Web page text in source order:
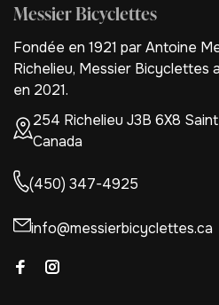
Messier Bicyclettes
Fondée en 1921 par Antoine
Richelieu, Messier Bicyclettes
en 2021.
254 Richelieu J3B 6X8
Canada
(450) 347-4925
info@messierbicyclettes.ca